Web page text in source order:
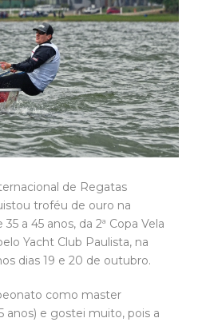
de Regatas
troféu de ouro na
a 45 anos, da 2ª Copa Vela
Yacht Club Paulista, na
dias 19 e 20 de outubro.
como master
anos) e gostei muito, pois a